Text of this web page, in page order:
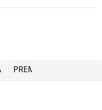
PREMIUM